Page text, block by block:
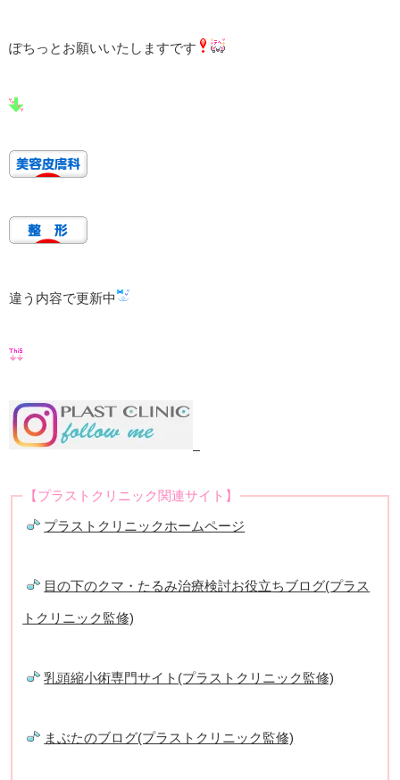
ぽちっとお願いいたしますです
違う内容で更新中
【プラストクリニック関連サイト】
プラストクリニックホームページ
目の下のクマ・たるみ治療検討お役立ちブログ(プラス
トクリニック監修)
乳頭縮小術専門サイト(プラストクリニック監修)
まぶたのブログ(プラストクリニック監修)